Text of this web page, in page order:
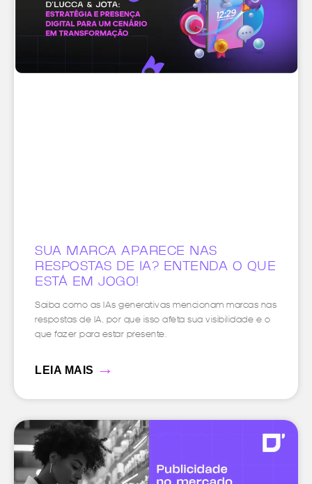
SUA MARCA APARECE NAS
RESPOSTAS DE IA? ENTENDA O QUE
ESTÁ EM JOGO!
Saiba como as IAs generativas mencionam marcas nas
respostas de IA, por que isso afeta sua visibilidade e o
que fazer para estar presente.
LEIA MAIS →